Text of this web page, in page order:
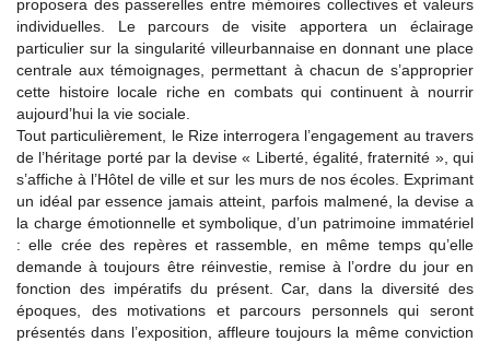
proposera des passerelles entre mémoires collectives et valeurs
individuelles. Le parcours de visite apportera un éclairage
particulier sur la singularité villeurbannaise en donnant une place
centrale aux témoignages, permettant à chacun de s’approprier
cette histoire locale riche en combats qui continuent à nourrir
aujourd’hui la vie sociale.
Tout particulièrement, le Rize interrogera l’engagement au travers
de l’héritage porté par la devise « Liberté, égalité, fraternité », qui
s’affiche à l’Hôtel de ville et sur les murs de nos écoles. Exprimant
un idéal par essence jamais atteint, parfois malmené, la devise a
la charge émotionnelle et symbolique, d’un patrimoine immatériel
: elle crée des repères et rassemble, en même temps qu’elle
demande à toujours être réinvestie, remise à l’ordre du jour en
fonction des impératifs du présent. Car, dans la diversité des
époques, des motivations et parcours personnels qui seront
présentés dans l’exposition, affleure toujours la même conviction